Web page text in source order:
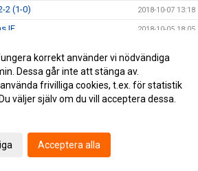
2 (1-0) 2018-10-07 13:18
IF 2018-10-05 18:05
FC
tillbaka på Stångby IP 2018-09-27 20:33
IF - Kristianstad FC
1-0 (0-0)
IF
korrekt använder vi nödvändiga
Dessa går inte att stänga av.
frivilliga cookies, t.ex. för statistik
väljer själv om du vill acceptera dessa.
Acceptera alla